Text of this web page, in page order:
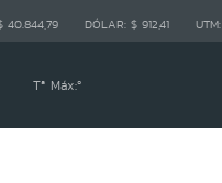
40.844,79 DÓLAR: $ 912,41 UTM:
Tª Máx:º